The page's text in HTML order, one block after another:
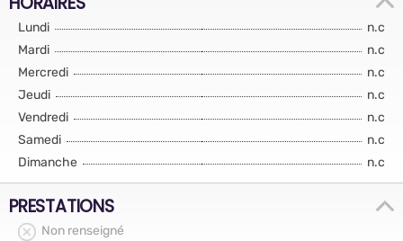
Lundi
n.c
Mardi
n.c
Mercredi
n.c
Jeudi
n.c
Vendredi
n.c
Samedi
n.c
Dimanche
n.c
PRESTATIONS
Non renseigné